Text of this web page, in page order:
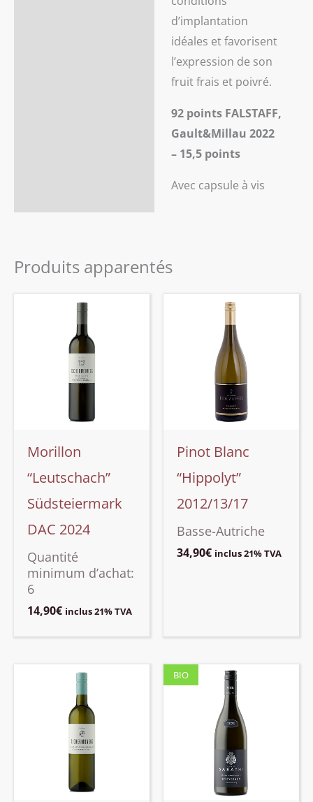
d’implantation
idéales et favorisent
l’expression de son
fruit frais et poivré.
92 points FALSTAFF,
Gault&Millau 2022
– 15,5 points
Avec capsule à vis
Produits apparentés
Morillon
“Leutschach”
Südsteiermark
DAC 2024
Quantité
minimum d’achat:
6
14,90€ inclus 21% TVA
Pinot Blanc
“Hippolyt”
2012/13/17
Basse-Autriche
34,90€ inclus 21% TVA
BIO